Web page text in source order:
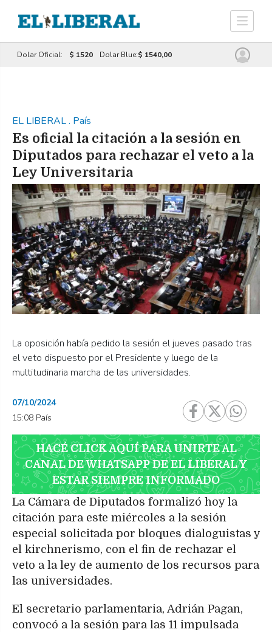
Dolar Oficial: $ 1520 Dolar Blue:$ 1540,00
EL LIBERAL. País
Es oficial la citación a la sesión en
Diputados para rechazar el veto a la
Ley Universitaria
La oposición había pedido la sesión el jueves pasado tras
el veto dispuesto por el Presidente y luego de la
multitudinaria marcha de las universidades.
07/10/2024
15:08 País
HACÉ CLICK AQUÍ PARA UNIRTE AL
CANAL DE WHATSAPP DE EL LIBERAL Y
ESTAR SIEMPRE INFORMADO
La Cámara de Diputados formalizó hoy la
citación para este miércoles a la sesión
especial solicitada por bloques dialoguistas y
el kirchnerismo, con el fin de rechazar el
veto a la ley de aumento de los recursos para
las universidades.
El secretario parlamentaria, Adrián Pagan,
convocó a la sesión para las 11 impulsada